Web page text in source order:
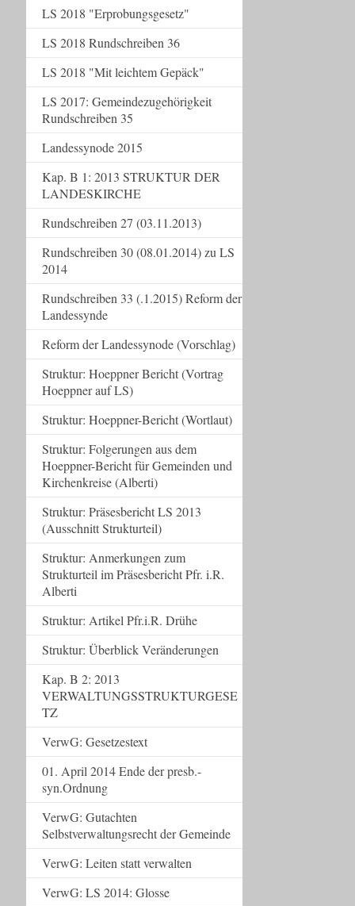
LS 2018 "Erprobungsgesetz"
LS 2018 Rundschreiben 36
LS 2018 "Mit leichtem Gepäck"
LS 2017: Gemeindezugehörigkeit
Rundschreiben 35
Landessynode 2015
Kap. B 1: 2013 STRUKTUR DER
LANDESKIRCHE
Rundschreiben 27 (03.11.2013)
Rundschreiben 30 (08.01.2014) zu LS
2014
Rundschreiben 33 (.1.2015) Reform der
Landessynde
Reform der Landessynode (Vorschlag)
Struktur: Hoeppner Bericht (Vortrag
Hoeppner auf LS)
Struktur: Hoeppner-Bericht (Wortlaut)
Struktur: Folgerungen aus dem
Hoeppner-Bericht für Gemeinden und
Kirchenkreise (Alberti)
Struktur: Präsesbericht LS 2013
(Ausschnitt Strukturteil)
Struktur: Anmerkungen zum
Strukturteil im Präsesbericht Pfr. i.R.
Alberti
Struktur: Artikel Pfr.i.R. Drühe
Struktur: Überblick Veränderungen
Kap. B 2: 2013
VERWALTUNGSSTRUKTURGESE
TZ
VerwG: Gesetzestext
01. April 2014 Ende der presb.-
syn.Ordnung
VerwG: Gutachten
Selbstverwaltungsrecht der Gemeinde
VerwG: Leiten statt verwalten
VerwG: LS 2014: Glosse